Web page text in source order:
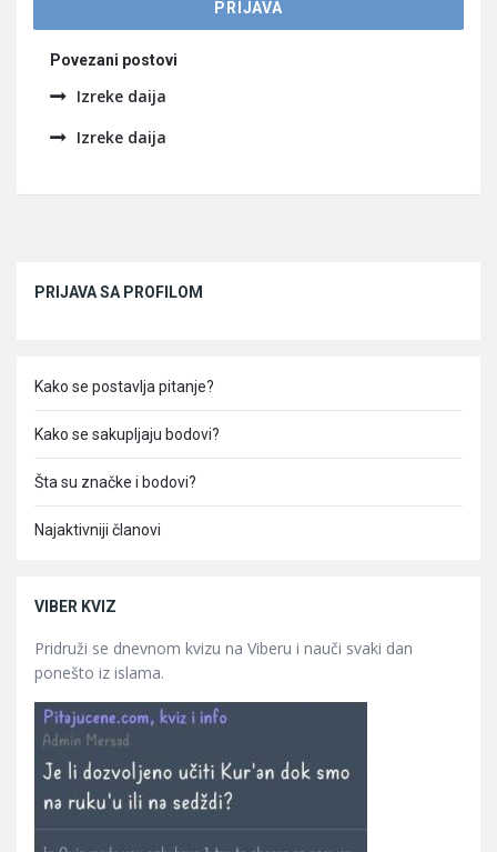
Povezani postovi
Izreke daija
Izreke daija
PRIJAVA SA PROFILOM
Kako se postavlja pitanje?
Kako se sakupljaju bodovi?
Šta su značke i bodovi?
Najaktivniji članovi
VIBER KVIZ
Pridruži se dnevnom kvizu na Viberu i nauči svaki dan
ponešto iz islama.